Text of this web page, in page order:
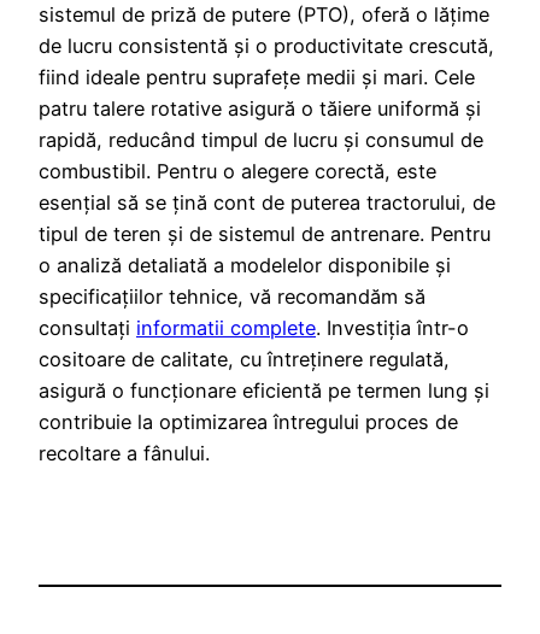
sistemul de priză de putere (PTO), oferă o lățime
de lucru consistentă și o productivitate crescută,
fiind ideale pentru suprafețe medii și mari. Cele
patru talere rotative asigură o tăiere uniformă și
rapidă, reducând timpul de lucru și consumul de
combustibil. Pentru o alegere corectă, este
esențial să se țină cont de puterea tractorului, de
tipul de teren și de sistemul de antrenare. Pentru
o analiză detaliată a modelelor disponibile și
specificațiilor tehnice, vă recomandăm să
consultați informatii complete. Investiția într-o
cositoare de calitate, cu întreținere regulată,
asigură o funcționare eficientă pe termen lung și
contribuie la optimizarea întregului proces de
recoltare a fânului.